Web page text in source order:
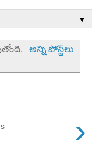
▼
అన్ని పోస్ట్‌లు
›